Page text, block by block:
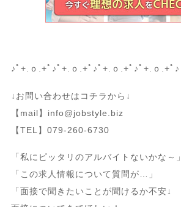
♪ﾟ+.ｏ.+ﾟ♪ﾟ+.ｏ.+ﾟ♪ﾟ+.ｏ.+ﾟ♪ﾟ+.ｏ.+ﾟ♪
↓お問い合わせはコチラから↓
【mail】info@jobstyle.biz
【TEL】079-260-6730
「私にピッタリのアルバイトないかな～」
「この求人情報について質問が…」
「面接で聞きたいことが聞けるか不安↓